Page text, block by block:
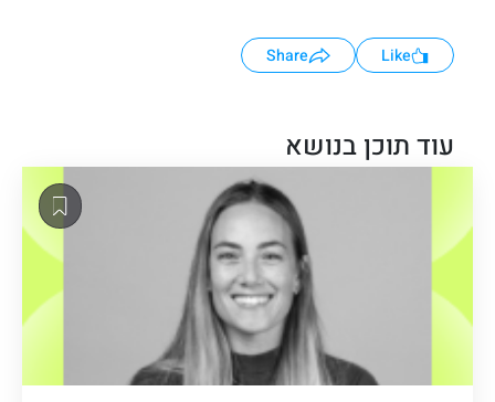
Like
Share
עוד תוכן בנושא